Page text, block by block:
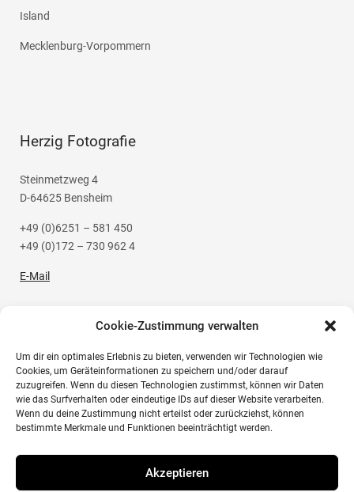
Cookie-Zustimmung verwalten
Um dir ein optimales Erlebnis zu bieten, verwenden wir Technologien wie
Cookies, um Geräteinformationen zu speichern und/oder darauf
zuzugreifen. Wenn du diesen Technologien zustimmst, können wir Daten
wie das Surfverhalten oder eindeutige IDs auf dieser Website verarbeiten.
Wenn du deine Zustimmung nicht erteilst oder zurückziehst, können
bestimmte Merkmale und Funktionen beeinträchtigt werden.
Akzeptieren
Island
Mecklenburg-Vorpommern
Herzig Fotografie
Steinmetzweg 4
D-64625 Bensheim
+49 (0)6251 – 581 450
+49 (0)172 – 730 962 4
E-Mail
Social Media
Instagram